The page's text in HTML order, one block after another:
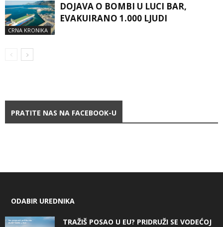
CRNA KRONIKA
DOJAVA O BOMBI U LUCI BAR,
EVAKUIRANO 1.000 LJUDI
PRATITE NAS NA FACEBOOK-U
ODABIR UREDNIKA
TRAŽIŠ POSAO U EU? PRIDRUŽI SE VODEĆOJ